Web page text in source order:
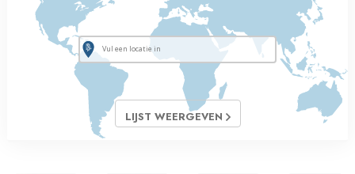
LIJST WEERGEVEN